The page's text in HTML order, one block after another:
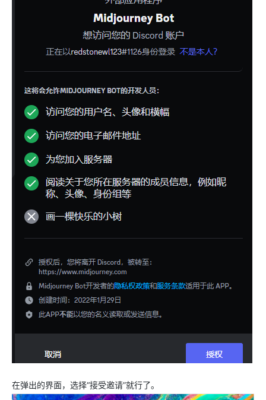
在弹出的界面，选择“接受邀请”就行了。